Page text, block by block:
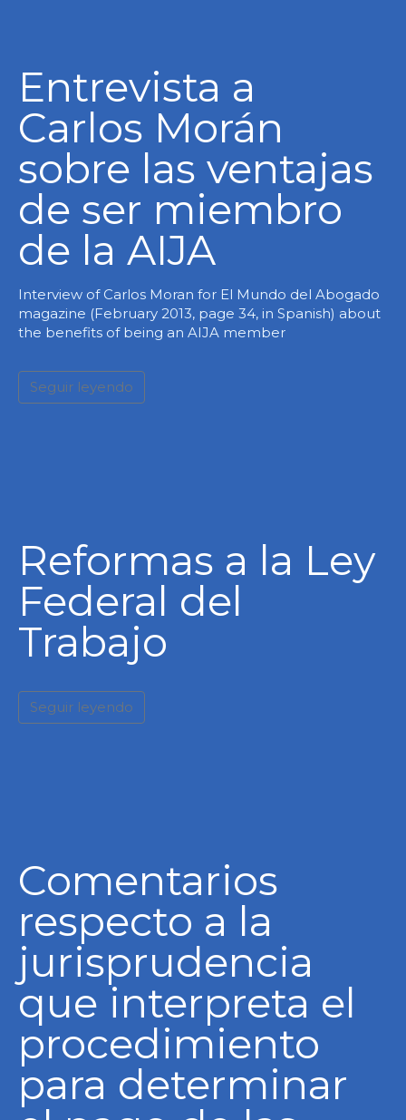
Entrevista a
Carlos Morán
sobre las ventajas
de ser miembro
de la AIJA
Interview of Carlos Moran for El Mundo del Abogado
magazine (February 2013, page 34, in Spanish) about
the benefits of being an AIJA member
Seguir leyendo
Reformas a la Ley
Federal del
Trabajo
Seguir leyendo
Comentarios
respecto a la
jurisprudencia
que interpreta el
procedimiento
para determinar